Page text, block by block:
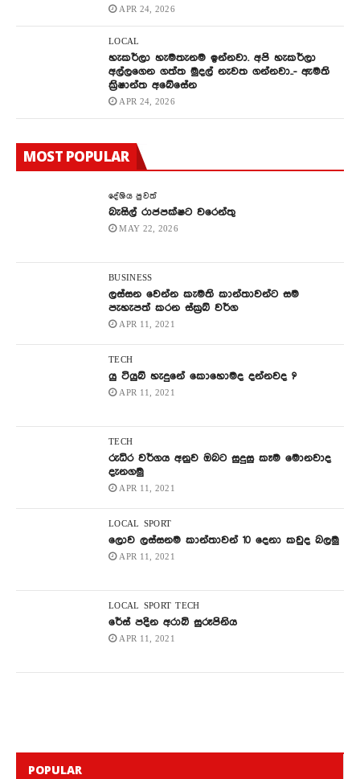
APR 24, 2026
LOCAL
හැකර්ලා හැමතැනම ඉන්නවා. අපි හැකර්ලා
අල්ලගෙන ගත්ත මුදල් නැවත ගන්නවා..- ඇමති
ක්‍රිෂාන්ත අබේසේන
APR 24, 2026
MOST POPULAR
දේශිය පුවත්
බැසිල් රාජපක්ෂට වරෙන්තු
MAY 22, 2026
BUSINESS
ලස්සන වෙන්න කැමති කාන්තාවන්ට සම
පැහැපත් කරන ස්ක්‍රබ් වර්ග
APR 11, 2021
TECH
යු ටියුබ් හැදුනේ කොහොමද දන්නවද ?
APR 11, 2021
TECH
රුධිර වර්ගය අනුව ඔබට සුදුසු කෑම මොනවාද
දැනගමු
APR 11, 2021
LOCAL SPORT
ලොව ලස්සනම කාන්තාවන් 10 දෙනා කවුද බලමු
APR 11, 2021
LOCAL SPORT TECH
රේස් පදින අරාබි සුරූපිනිය
APR 11, 2021
POPULAR